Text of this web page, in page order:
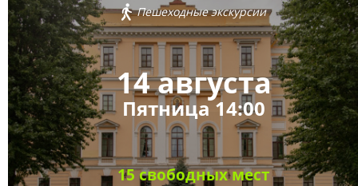
Пешеходные экскурсии
14 августа
Пятница 14:00
15 свободных мест